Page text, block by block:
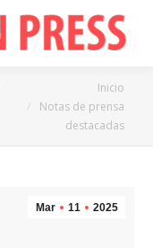
Inicio
Notas de prensa
destacadas
Mar 11 2025